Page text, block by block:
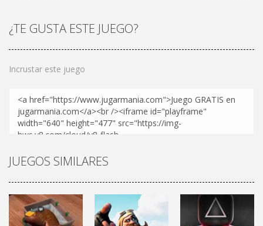
¿TE GUSTA ESTE JUEGO?
Incrustar este juego
JUEGOS SIMILARES